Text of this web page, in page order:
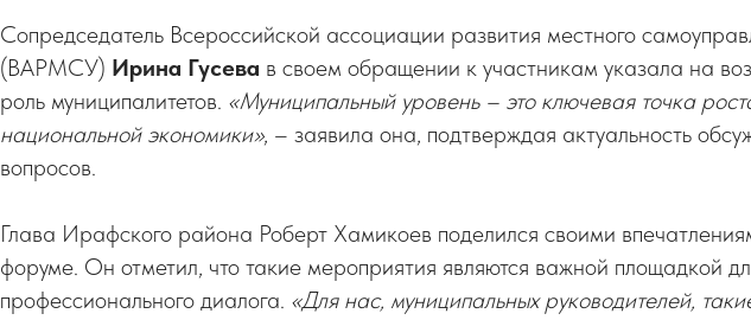
Сопредседатель Всероссийской ассоциации развития местного
(ВАРМСУ) Ирина Гусева в своем обращении к участникам указала на
роль муниципалитетов. «Муниципальный уровень – это ключевая точка
национальной экономики», – заявила она, подтверждая актуальность
вопросов.
Глава Ирафского района Роберт Хамикоев поделился своими
форуме. Он отметил, что такие мероприятия являются важной площадкой
профессионального диалога. «Для нас, муниципальных руководителей,